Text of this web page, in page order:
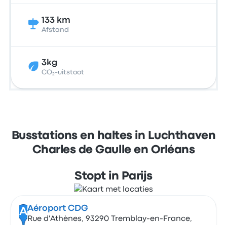
133 km
Afstand
3kg
CO₂-uitstoot
Busstations en haltes in Luchthaven
Charles de Gaulle en Orléans
Stopt in Parijs
AAéroport CDG
Rue d'Athènes, 93290 Tremblay-en-France,